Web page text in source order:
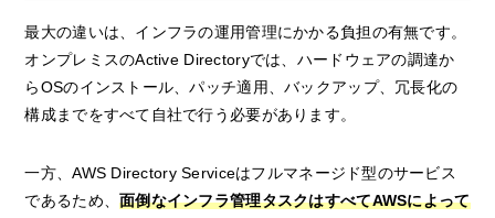
最大の違いは、インフラの運用管理にかかる負担の有無です。
オンプレミスのActive Directoryでは、ハードウェアの調達か
らOSのインストール、パッチ適用、バックアップ、冗長化の
構成までをすべて自社で行う必要があります。
一方、AWS Directory Serviceはフルマネージド型のサービス
であるため、面倒なインフラ管理タスクはすべてAWSによって